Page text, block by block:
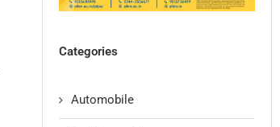
Categories
Automobile